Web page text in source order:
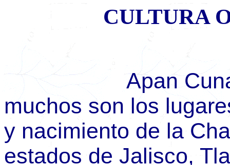
CULTURA
Apan Cuna de
muchos son los
y nacimiento de la
estados de Jalisco,